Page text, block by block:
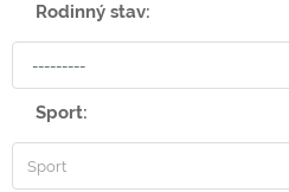
Rodinný stav:
Sport: